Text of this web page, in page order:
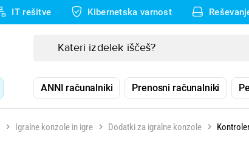
IT rešitve Kibernetska varnost
ANNI računalniki Prenosni računalniki
Igralne konzole in igre Dodatki za igralne konzole